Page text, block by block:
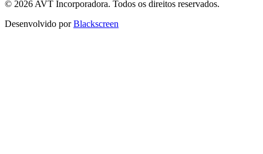
© 2026 AVT Incorporadora. Todos os direitos reservados.
Desenvolvido porBlackscreen